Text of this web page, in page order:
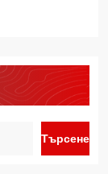
Търсене